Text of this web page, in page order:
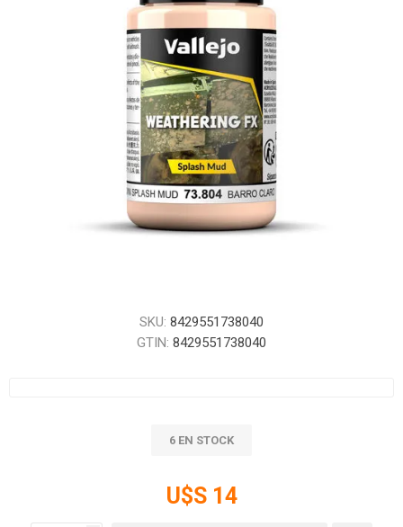
SKU: 8429551738040
GTIN: 8429551738040
6 EN STOCK
U$S 14